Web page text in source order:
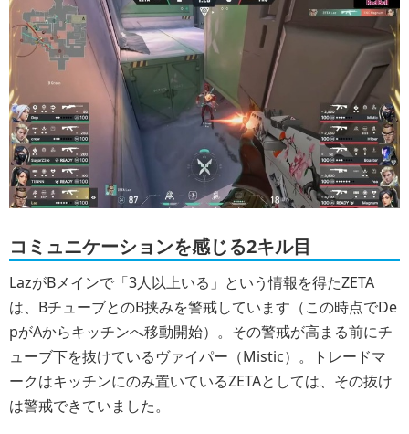
コミュニケーションを感じる2キル目
LazがBメインで「3人以上いる」という情報を得たZETA
は、BチューブとのB挟みを警戒しています（この時点でDe
pがAからキッチンへ移動開始）。その警戒が高まる前にチ
ューブ下を抜けているヴァイパー（Mistic）。トレードマ
ークはキッチンにのみ置いているZETAとしては、その抜け
は警戒できていました。